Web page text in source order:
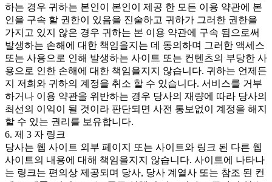
하는 경우 귀하는 본인이 본인이 제공 한 모든 이용 약관에 본
인을 구속 할 권한이 있음을 진술하고 귀하가 그러한 권한을
가지고 있지 않은 경우 귀하는 본 이용 약관에 구속 됨으로써
발생하는 손해에 대한 책임을지는 데 동의하며 그러한 액세스
또는 사용으로 인해 발생하는 사이트 또는 컨텐츠의 부당한 사
용으로 인한 손해에 대한 책임을지지 않습니다. 귀하는 언제든
지 저희와 귀하의 계정을 취소 할 수 있습니다. 서비스를 거부
하거나 이용 약관을 위반하는 경우 당사의 재량에 따라 당사의
최선의 이익이 될 것이라 판단되면 사전 통보없이 계정을 해지
할 수 있는 권리를 보유합니다.
6. 제 3 자 링크
당사는 웹 사이트 외부 페이지 또는 사이트와 링크 된 다른 웹
사이트의 내용에 대해 책임을지지 않습니다. 사이트에 나타나
는 링크는 편의상 제공되며 당사, 당사 계열사 또는 참조 된 컨